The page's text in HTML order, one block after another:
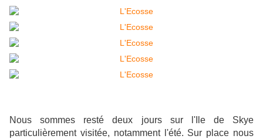
Nous sommes resté deux jours sur l'Ile de Skye
particulièrement visitée, notamment l'été. Sur place nous